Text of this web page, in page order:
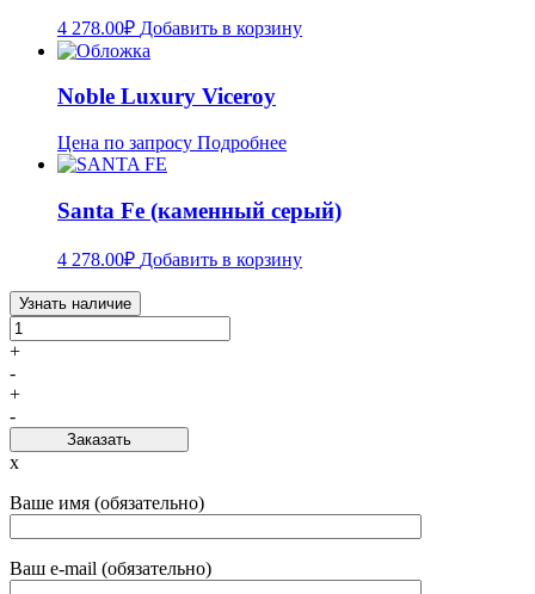
4 278.00₽ Добавить в корзину
Noble Luxury Viceroy
Цена по запросу Подробнее
Santa Fe (каменный серый)
4 278.00₽ Добавить в корзину
Узнать наличие
+
-
+
-
Заказать
x
Ваше имя (обязательно)
Ваш e-mail (обязательно)